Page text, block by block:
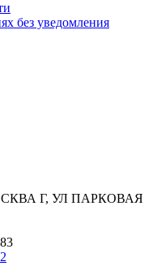
без уведомления
Г, УЛ ПАРКОВАЯ